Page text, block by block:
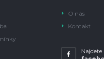
O nás
Kontakt
Najdete